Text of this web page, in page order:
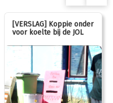
[VERSLAG] Koppie onder
voor koelte bij de JOL